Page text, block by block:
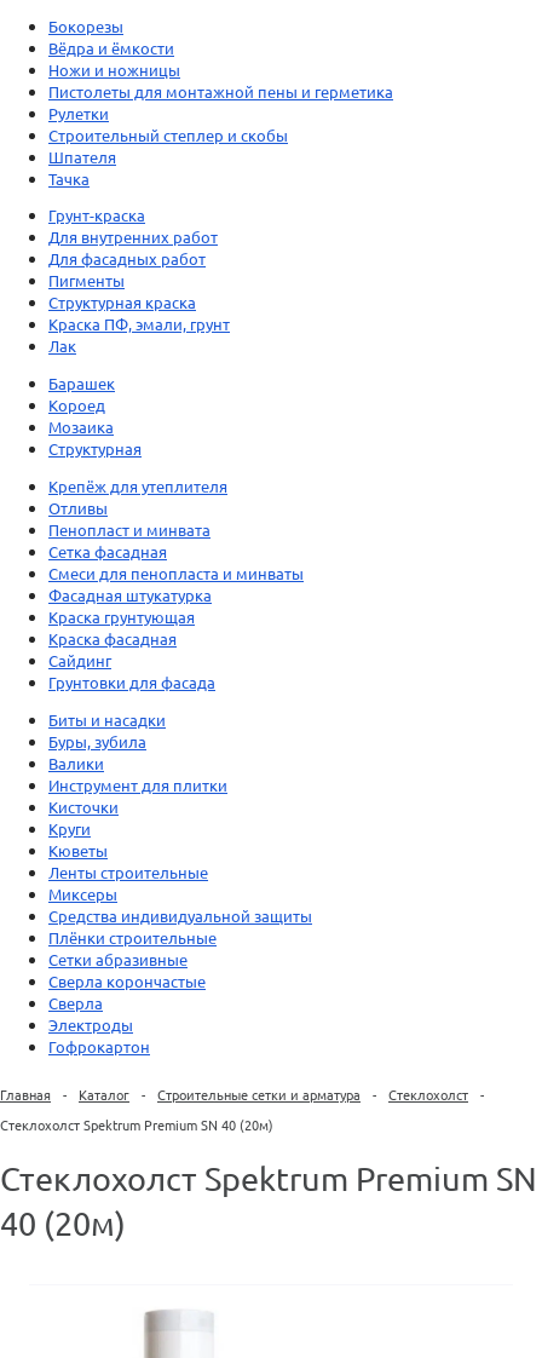
Бокорезы
Вёдра и ёмкости
Ножи и ножницы
Пистолеты для монтажной пены и герметика
Рулетки
Строительный степлер и скобы
Шпателя
Тачка
Грунт-краска
Для внутренних работ
Для фасадных работ
Пигменты
Структурная краска
Краска ПФ, эмали, грунт
Лак
Барашек
Короед
Мозаика
Структурная
Крепёж для утеплителя
Отливы
Пенопласт и минвата
Сетка фасадная
Смеси для пенопласта и минваты
Фасадная штукатурка
Краска грунтующая
Краска фасадная
Сайдинг
Грунтовки для фасада
Биты и насадки
Буры, зубила
Валики
Инструмент для плитки
Кисточки
Круги
Кюветы
Ленты строительные
Миксеры
Средства индивидуальной защиты
Плёнки строительные
Сетки абразивные
Сверла корончастые
Сверла
Электроды
Гофрокартон
Главная - Каталог - Строительные сетки и арматура - Стеклохолст
-
Стеклохолст Spektrum Premium SN 40 (20м)
Стеклохолст Spektrum Premium SN
40 (20м)